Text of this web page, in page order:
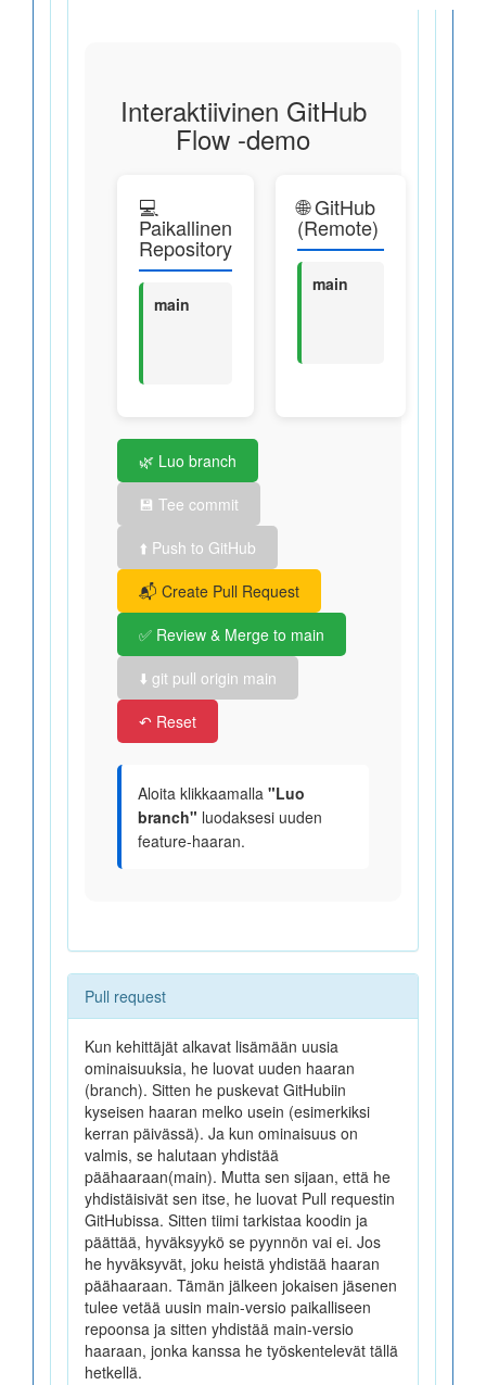
Interaktiivinen GitHub
Flow -demo
💻
Paikallinen
Repository
main
🌐 GitHub
(Remote)
main
🌿 Luo branch
💾 Tee commit
⬆️ Push to GitHub
📬 Create Pull Request
✅ Review & Merge to main
⬇️ git pull origin main
↶ Reset
Aloita klikkaamalla "Luo
branch" luodaksesi uuden
feature-haaran.
Pull request
Kun kehittäjät alkavat lisämään uusia
ominaisuuksia, he luovat uuden haaran
(branch). Sitten he puskevat GitHubiin
kyseisen haaran melko usein (esimerkiksi
kerran päivässä). Ja kun ominaisuus on
valmis, se halutaan yhdistää
päähaaraan(main). Mutta sen sijaan, että he
yhdistäisivät sen itse, he luovat Pull requestin
GitHubissa. Sitten tiimi tarkistaa koodin ja
päättää, hyväksyykö se pyynnön vai ei. Jos
he hyväksyvät, joku heistä yhdistää haaran
päähaaraan. Tämän jälkeen jokaisen jäsenen
tulee vetää uusin main-versio paikalliseen
repoonsa ja sitten yhdistää main-versio
haaraan, jonka kanssa he työskentelevät tällä
hetkellä.